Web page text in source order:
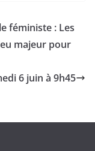
féministe : Les
majeur pour
6 juin à 9h45